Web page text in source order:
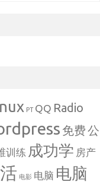
PT QQ Radio
免费公
训练 成功学 房产
电影 电脑 电脑